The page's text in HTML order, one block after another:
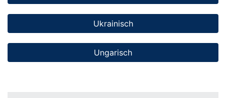
Ukrainisch
Ungarisch